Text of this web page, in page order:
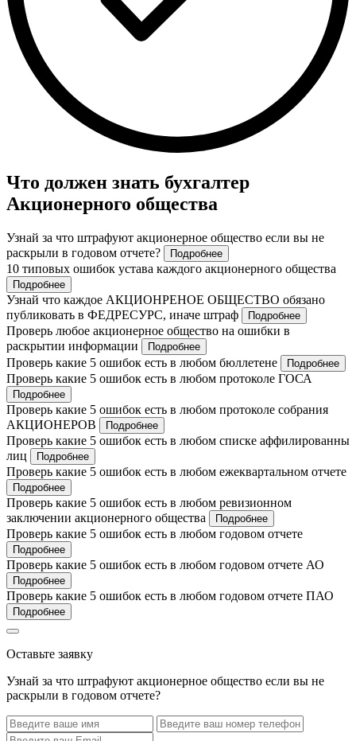
Что должен знать бухгалтер
Акционерного общества
Узнай за что штрафуют акционерное общество если вы не
раскрыли в годовом отчете?
Подробнее
10 типовых ошибок устава каждого акционерного общества
Подробнее
Узнай что каждое АКЦИОНРЕНОЕ ОБЩЕСТВО обязано
публиковать в ФЕДРЕСУРС, иначе штраф
Подробнее
Проверь любое акционерное общество на ошибки в
раскрытии информации
Подробнее
Проверь какие 5 ошибок есть в любом бюллетене Подробнее
Проверь какие 5 ошибок есть в любом протоколе ГОСА
Подробнее
Проверь какие 5 ошибок есть в любом протоколе собрания
АКЦИОНЕРОВ
Подробнее
Проверь какие 5 ошибок есть в любом списке аффилированны
лиц
Подробнее
Проверь какие 5 ошибок есть в любом ежеквартальном отчете
Подробнее
Проверь какие 5 ошибок есть в любом ревизионном
заключении акционерного общества
Подробнее
Проверь какие 5 ошибок есть в любом годовом отчете
Подробнее
Проверь какие 5 ошибок есть в любом годовом отчете АО
Подробнее
Проверь какие 5 ошибок есть в любом годовом отчете ПАО
Подробнее
Оставьте заявку
Узнай за что штрафуют акционерное общество если вы не
раскрыли в годовом отчете?